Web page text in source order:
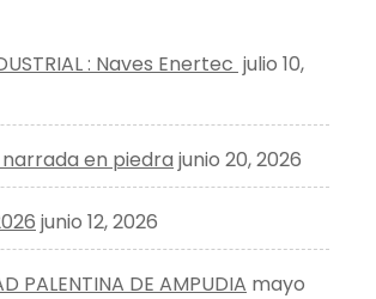
: Naves Enertec julio 10,
en piedra junio 20, 2026
junio 12, 2026
PALENTINA DE AMPUDIA mayo